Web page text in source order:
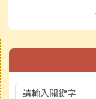
右邊區域內容